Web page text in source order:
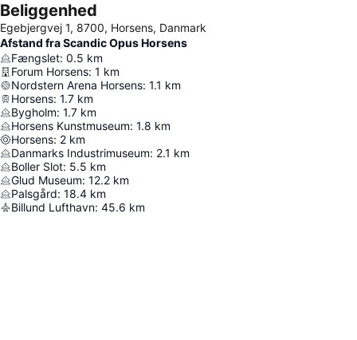
Beliggenhed
Egebjergvej 1, 8700, Horsens, Danmark
Afstand fra Scandic Opus Horsens
Fængslet: 0.5 km
Forum Horsens: 1 km
Nordstern Arena Horsens: 1.1 km
Horsens: 1.7 km
Bygholm: 1.7 km
Horsens Kunstmuseum: 1.8 km
Horsens: 2 km
Danmarks Industrimuseum: 2.1 km
Boller Slot: 5.5 km
Glud Museum: 12.2 km
Palsgård: 18.4 km
Billund Lufthavn: 45.6 km